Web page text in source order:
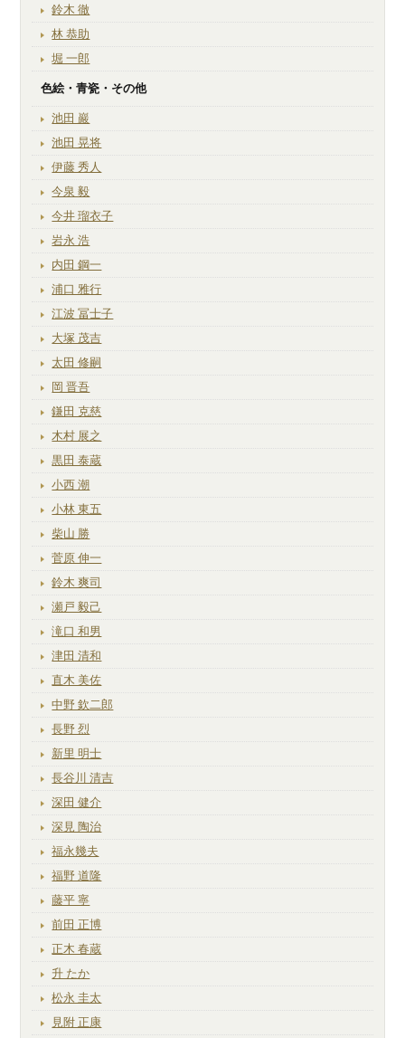
鈴木 徹
林 恭助
堀 一郎
色絵・青瓷・その他
池田 巖
池田 晃将
伊藤 秀人
今泉 毅
今井 瑠衣子
岩永 浩
内田 鋼一
浦口 雅行
江波 冨士子
大塚 茂吉
太田 修嗣
岡 晋吾
鎌田 克慈
木村 展之
黒田 泰蔵
小西 潮
小林 東五
柴山 勝
菅原 伸一
鈴木 爽司
瀬戸 毅己
滝口 和男
津田 清和
直木 美佐
中野 欽二郎
長野 烈
新里 明士
長谷川 清吉
深田 健介
深見 陶治
福永幾夫
福野 道隆
藤平 寧
前田 正博
正木 春蔵
升 たか
松永 圭太
見附 正康